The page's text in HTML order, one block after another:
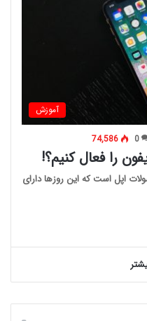
آموزش
0
74,586
را فعال کنیم؟!
اپل است که این روزها دارای